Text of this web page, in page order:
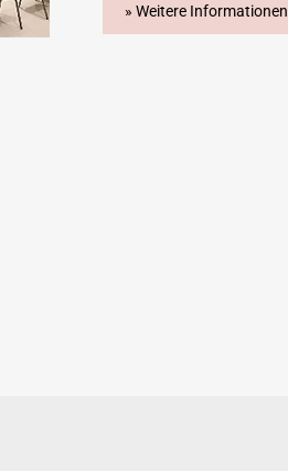
» Weitere Informationen